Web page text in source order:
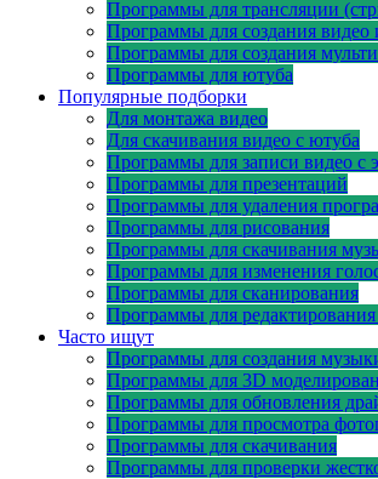
Программы для трансляции
Программы для создания видео
Программы для создания
Программы для ютуба
Популярные подборки
Для монтажа видео
Для скачивания видео с ютуба
Программы для записи видео с
Программы для презентаций
Программы для удаления
Программы для рисования
Программы для скачивания
Программы для изменения
Программы для сканирования
Программы для
Часто ищут
Программы для создания
Программы для 3D
Программы для обновления
Программы для просмотра
Программы для скачивания
Программы для проверки